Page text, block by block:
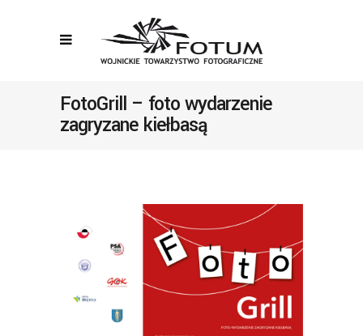
FotoGrill – foto wydarzenie
zagryzane kiełbasą